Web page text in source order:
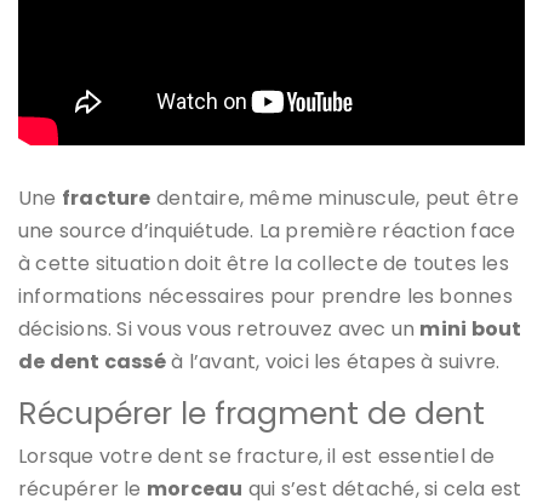
Une fracture dentaire, même minuscule, peut être
une source d’inquiétude. La première réaction face
à cette situation doit être la collecte de toutes les
informations nécessaires pour prendre les bonnes
décisions. Si vous vous retrouvez avec un mini bout
de dent casséà l’avant, voici les étapes à suivre.
Récupérer le fragment de dent
Lorsque votre dent se fracture, il est essentiel de
récupérer le morceau qui s’est détaché, si cela est